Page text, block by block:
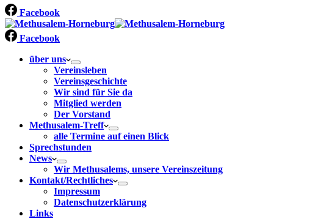
Facebook
Facebook
über uns
Vereinsleben
Vereinsgeschichte
Wir sind für Sie da
Mitglied werden
Der Vorstand
Methusalem-Treff
alle Termine auf einen Blick
Sprechstunden
News
Wir Methusalems, unsere Vereinszeitung
Kontakt/Rechtliches
Impressum
Datenschutzerklärung
Links